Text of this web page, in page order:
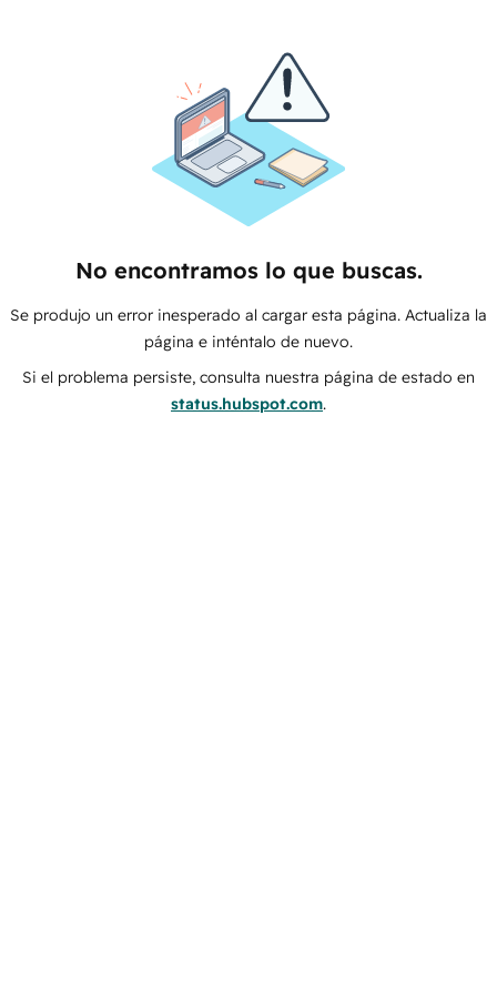
No encontramos lo que buscas.
Se produjo un error inesperado al cargar esta página. Actualiza la
página e inténtalo de nuevo.
Si el problema persiste, consulta nuestra página de estado en
status.hubspot.com.